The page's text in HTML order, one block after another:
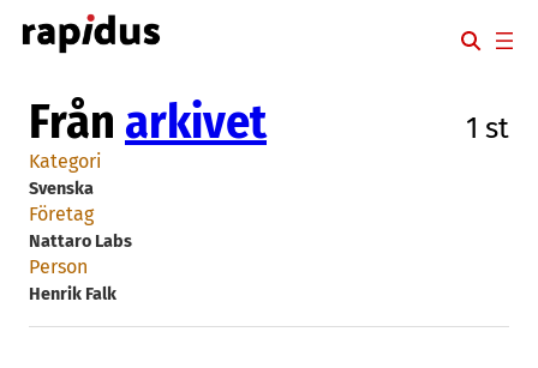
Hoppa
till
Från arkivet 1 st
Kategori
Svenska
Företag
Nattaro Labs
Person
Henrik Falk